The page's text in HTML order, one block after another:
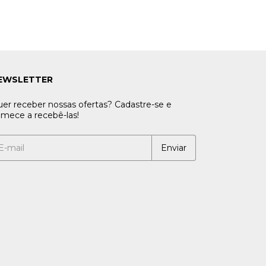
receber nossas ofertas? Cadastre-se e
a recebê-las!